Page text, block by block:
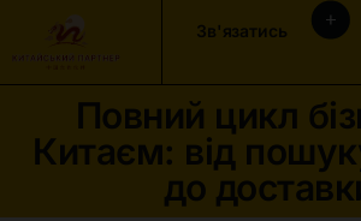
Зв'язатись
Повний цикл
Китаєм: від
до